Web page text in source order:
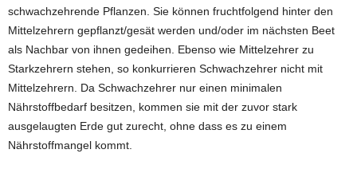
schwachzehrende Pflanzen. Sie können fruchtfolgend hinter den
Mittelzehrern gepflanzt/gesät werden und/oder im nächsten Beet
als Nachbar von ihnen gedeihen. Ebenso wie Mittelzehrer zu
Starkzehrern stehen, so konkurrieren Schwachzehrer nicht mit
Mittelzehrern. Da Schwachzehrer nur einen minimalen
Nährstoffbedarf besitzen, kommen sie mit der zuvor stark
ausgelaugten Erde gut zurecht, ohne dass es zu einem
Nährstoffmangel kommt.